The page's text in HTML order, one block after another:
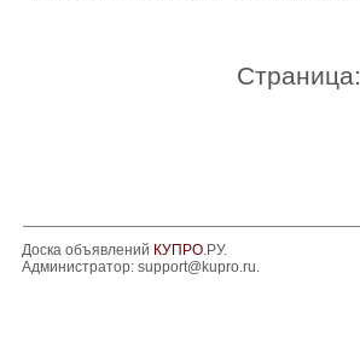
Страница:
Доска объявлений КУПРО.РУ.
Администратор: support@kupro.ru.